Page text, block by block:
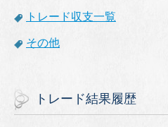
トレード収支一覧
その他
トレード結果履歴